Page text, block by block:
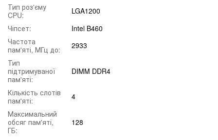
Тип роз'єму
CPU:
LGA1200
Чіпсет:
Intel B460
Частота
пам'яті, МГц до:
2933
Тип
підтримуваної
пам'яті:
DIMM DDR4
Кількість слотів
пам'яті:
4
Максимальний
обсяг пам'яті,
ГБ:
128